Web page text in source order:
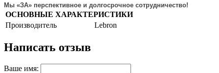
Мы «ЗА» перспективное и долгосрочное сотрудничество!
ОСНОВНЫЕ ХАРАКТЕРИСТИКИ
Производитель
Lebron
Написать отзыв
Ваше имя: